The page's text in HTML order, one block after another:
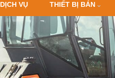
DỊCH VỤ THIẾT BỊ BÁN